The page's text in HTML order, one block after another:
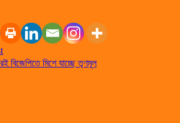
বিজেপিতে মিশে যাচ্ছে তৃণমূল